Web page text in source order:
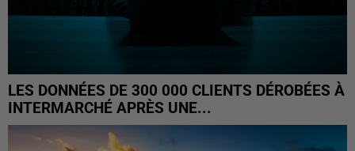
LES DONNÉES DE 300 000 CLIENTS DÉROBÉES À
INTERMARCHÉ APRÈS UNE...